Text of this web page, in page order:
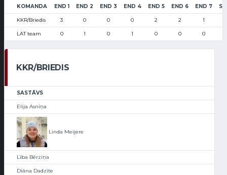
KOMANDA END 1 END 2 END 3 END 4 END 5 END 6 END 7
KKR/Briedis 3 0 0 0 2 2 1
LAT team 0 1 0 1 0 0 0
KKR/BRIEDIS
SASTĀVS
Elija Asniņa
Linda Meijere
Lība Bērziņa
Diāna Dadzīte